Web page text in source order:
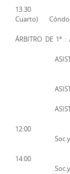
13.30 1ª
Cuarto)
ÁRBITRO DE
(Arb
12:00 3ª
Soc.y
14:00 1ª
Soc.y